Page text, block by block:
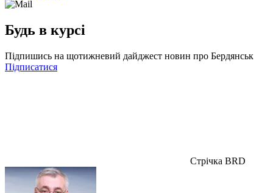
Будь в курсі
Підпишись на щотижневий дайджест новин про Бердянськ
Підписатися
Стрічка BRD